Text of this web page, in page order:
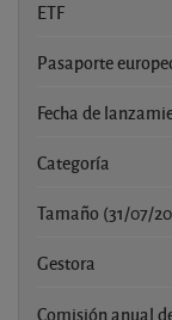
ETF
Pasaporte
Fecha de
Categoría
Tamaño (31/07/
Gestora
Comisión anual